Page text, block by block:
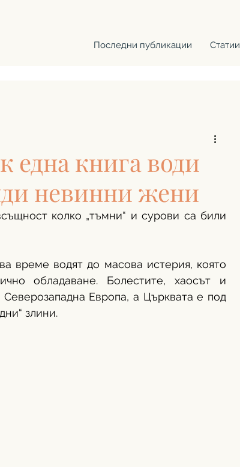
Последни публикации Статии
една книга води
невинни жени
колко „тъмни“ и сурови са били
време водят до масова истерия, която
обладаване. Болестите, хаосът и
Европа, а Църквата е под
злини.